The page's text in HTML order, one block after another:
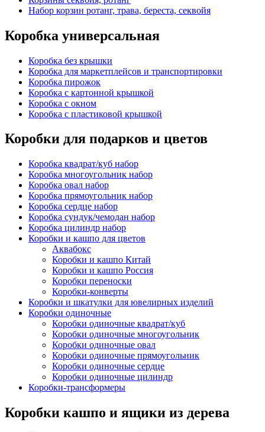
Набор корзин ротанг, трава, береста, секвойя
Коробка универсальная
Коробка без крышки
Коробка для маркетплейсов и транспортировки
Коробка пирожок
Коробка с картонной крышкой
Коробка с окном
Коробка с пластиковой крышкой
Коробки для подарков и цветов
Коробка квадрат/куб набор
Коробка многоугольник набор
Коробка овал набор
Коробка прямоугольник набор
Коробка сердце набор
Коробка сундук/чемодан набор
Коробка цилиндр набор
Коробки и кашпо для цветов
Аквабокс
Коробки и кашпо Китай
Коробки и кашпо Россия
Коробки переноски
Коробки-конверты
Коробки и шкатулки для ювелирных изделий
Коробки одиночные
Коробки одиночные квадрат/куб
Коробки одиночные многоугольник
Коробки одиночные овал
Коробки одиночные прямоугольник
Коробки одиночные сердце
Коробки одиночные цилиндр
Коробки-трансформеры
Коробки кашпо и ящики из дерева